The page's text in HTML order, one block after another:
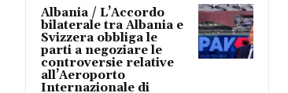
Albania / L’Accordo
bilaterale tra Albania e
Svizzera obbliga le
parti a negoziare le
controversie relative
all’Aeroporto
Internazionale di